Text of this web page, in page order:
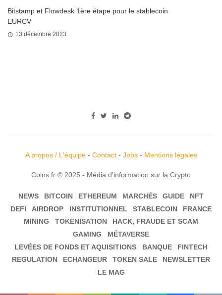
Bitstamp et Flowdesk 1ère étape pour le stablecoin
EURCV
13 décembre 2023
A propos / L'équipe- Contact- Jobs- Mentions légales
Coins.fr © 2025 - Média d'information sur la Crypto
NEWS BITCOIN ETHEREUM MARCHÉS GUIDE
NFT
DEFI
AIRDROP INSTITUTIONNEL STABLECOIN
FRANCE
MINING
TOKENISATION
HACK, FRAUDE ET SCAM
GAMING
MÉTAVERSE
LEVÉES DE FONDS ET AQUISITIONS
BANQUE
FINTECH
REGULATION
ECHANGEUR TOKEN SALE
NEWSLETTER
LE MAG